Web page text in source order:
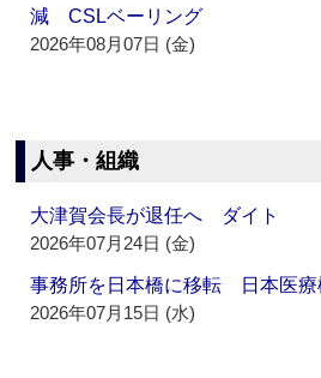
減 CSLベーリング
2026年08月07日 (金)
人事・組織
大津賀会長が退任へ ダイト
2026年07月24日 (金)
事務所を日本橋に移転 日本医療
2026年07月15日 (水)